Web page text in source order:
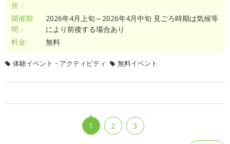
所：
開催期
間：
2026年4月上旬～2026年4月中旬 見ごろ時期は気候等
により前後する場合あり
料金:
無料
体験イベント・アクティビティ 無料イベント
1 2 3